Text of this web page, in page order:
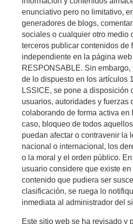
enunciativo pero no limitativo,
generadores de blogs,
sociales o cualquier otro medio
terceros publicar contenidos de
independiente en la página web
RESPONSABLE. Sin
de lo dispuesto en los artículos
LSSICE, se pone a disposición
usuarios, autoridades y fuerzas
colaborando de forma activa en
caso, bloqueo de todos
puedan afectar o contravenir la
nacional o internacional, los
o la moral y el orden público.
usuario considere que existe
contenido que pudiera ser
clasificación, se ruega lo
inmediata al administrador del
Este sitio web se ha revisado y